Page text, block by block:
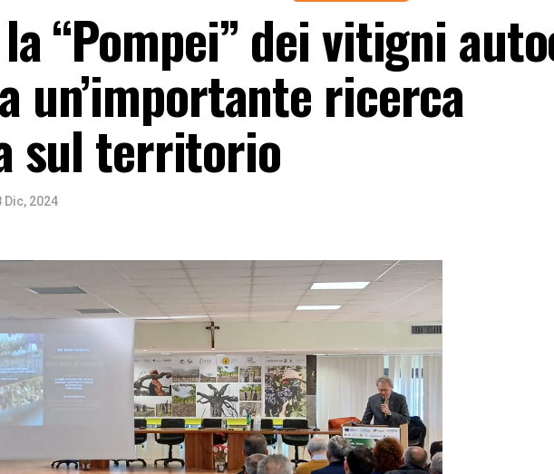
“Pompei” dei vitigni
un’importante ricerca
sul territorio
Dic, 2024